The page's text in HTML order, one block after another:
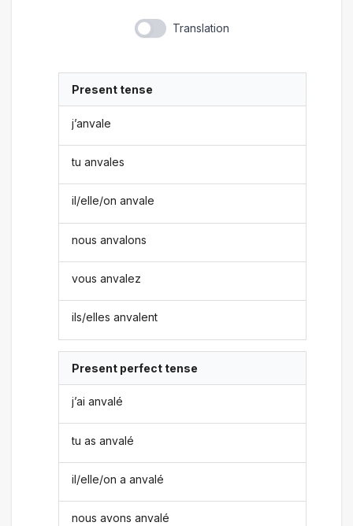
Translation
Present tense
j’anvale
tu anvales
il/elle/on anvale
nous anvalons
vous anvalez
ils/elles anvalent
Present perfect tense
j’ai anvalé
tu as anvalé
il/elle/on a anvalé
nous avons anvalé